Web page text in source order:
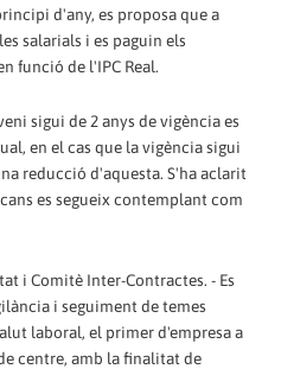
d'any, es proposa que a
salarials i es paguin els
funció de l'IPC Real.
sigui de 2 anys de vigència es
en el cas que la vigència sigui
reducció d'aquesta. S'ha aclarit
es segueix contemplant com
i Comitè Inter-Contractes. - Es
i seguiment de temes
laboral, el primer d'empresa a
centre, amb la finalitat de